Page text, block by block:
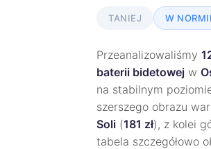
TANIEJ W
Przeanalizowaliśmy
baterii bidetowej w
na stabilnym
szerszego obrazu
Soli (181 zł), z kolei
tabela szczegółowo